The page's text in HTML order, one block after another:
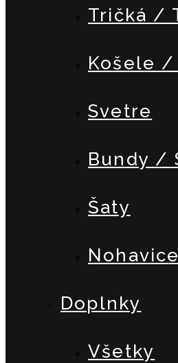
Tričká /
Košele /
Svetre
Bundy /
Šaty
Doplnky
Všetky